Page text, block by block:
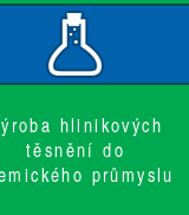
hlinikových
těsnění do
průmyslu